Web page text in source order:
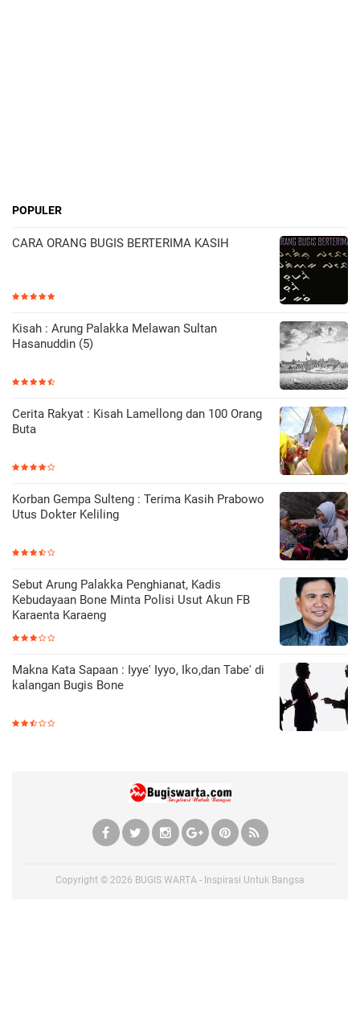
POPULER
CARA ORANG BUGIS BERTERIMA KASIH
Kisah : Arung Palakka Melawan Sultan
Hasanuddin (5)
Cerita Rakyat : Kisah Lamellong dan 100 Orang
Buta
Korban Gempa Sulteng : Terima Kasih Prabowo
Utus Dokter Keliling
Sebut Arung Palakka Penghianat, Kadis
Kebudayaan Bone Minta Polisi Usut Akun FB
Karaenta Karaeng
Makna Kata Sapaan : Iyye' Iyyo, Iko,dan Tabe' di
kalangan Bugis Bone
Copyright © 2026 BUGIS WARTA - Inspirasi Untuk Bangsa